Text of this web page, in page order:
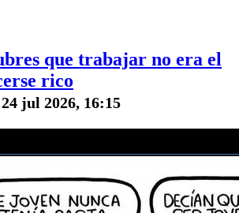
que trabajar no era el
rico
jul 2026, 16:15